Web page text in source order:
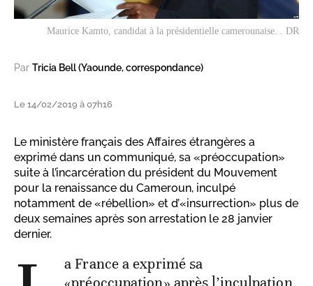
Maurice Kamto, candidat à la présidentielle camerounaise. . DR
Par Tricia Bell (Yaounde, correspondance)
Le 14/02/2019 à 07h16
Le ministère français des Affaires étrangères a
exprimé dans un communiqué, sa «préoccupation»
suite à l’incarcération du président du Mouvement
pour la renaissance du Cameroun, inculpé
notamment de «rébellion» et d’«insurrection» plus de
deux semaines après son arrestation le 28 janvier
dernier.
a France a exprimé sa